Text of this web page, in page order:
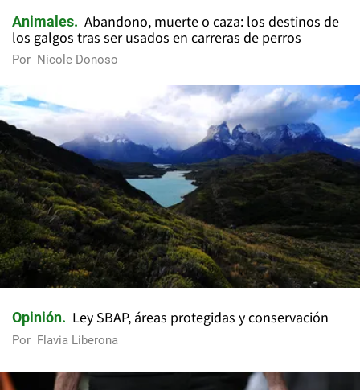
Animales
Abandono, muerte o caza: los destinos de
los galgos tras ser usados en carreras de perros
Por Nicole Donoso
Opinión Ley SBAP, áreas protegidas y conservación
Por Flavia Liberona